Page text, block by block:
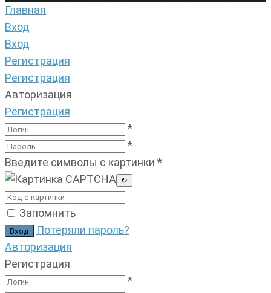
Главная
Вход
Вход
Регистрация
Регистрация
Авторизация
Регистрация
*
*
Введите символы с картинки *
↻
Запомнить
Потеряли пароль?
Авторизация
Регистрация
*